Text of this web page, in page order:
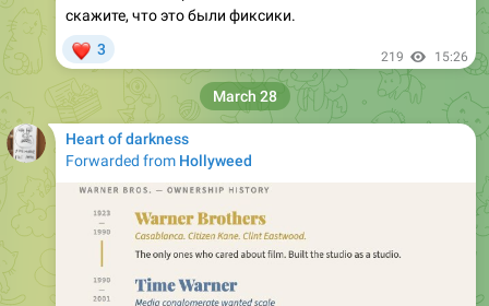
скажите, что это были фиксики.
3 219 15:26
Heart of darkness
Forwarded from Hollyweed
March 28